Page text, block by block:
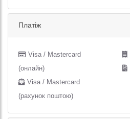
Платіж
Visa / Mastercard
(онлайн)
Visa / Mastercard
(рахунок поштою)